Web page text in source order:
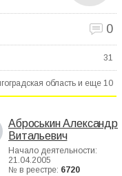
0
31
область и еще 10
Аброськин Александр
Витальевич
Начало деятельности:
21.04.2005
№ в реестре: 6720